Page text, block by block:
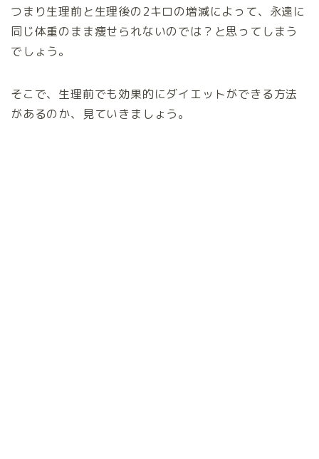
つまり生理前と生理後の2キロの増減によって、永遠に
同じ体重のまま痩せられないのでは？と思ってしまう
でしょう。
そこで、生理前でも効果的にダイエットができる方法
があるのか、見ていきましょう。